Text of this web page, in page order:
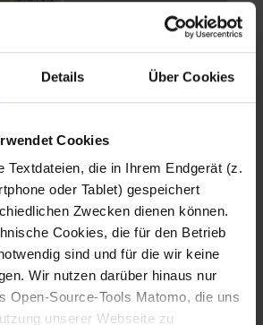
Details Über Cookies
Cookies
Textdateien, die in Ihrem Endgerät (z.
oder Tablet) gespeichert
Zwecken dienen können.
Cookies, die für den Betrieb
sind und für die wir keine
Wir nutzen darüber hinaus nur
Open-Source-Tools Matomo, die uns
unserer Webseite zu
Fotografo: Lorenz
Sternbach
Download